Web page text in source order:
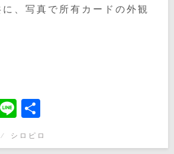
、写真で所有カードの外観
Line
シロピロ